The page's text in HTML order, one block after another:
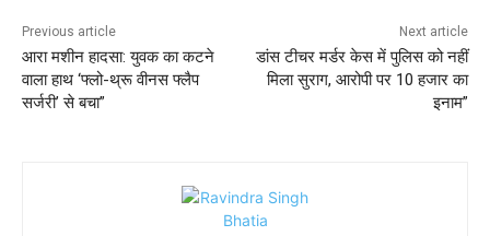
Previous article
आरा मशीन हादसा: युवक का कटने
वाला हाथ ‘फ्लो-थ्रू वीनस फ्लैप
सर्जरी’ से बचा”
Next article
डांस टीचर मर्डर केस में पुलिस को नहीं
मिला सुराग, आरोपी पर 10 हजार का
इनाम”